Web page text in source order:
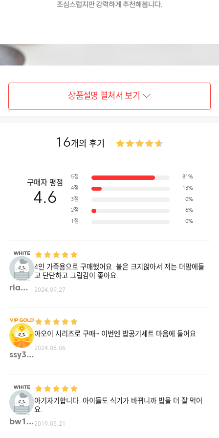
상품설명 펼쳐서 보기
16개의 후기
구매자 평점
4.6
5점 81%
4점 13%
3점 0%
2점 6%
1점 0%
rlawl**
4인 가족용으로 구매했어요. 볼은 크지않아서 저는 더맘에들
고 단단하고 그립감이 좋아요.
2024.09.27
ssy33**
아오이 시리즈로 구매~ 이번엔 밥공기세트 마음에 들어요
2024.08.06
bw11**
아기자기합니다. 아이들도 식기가 바뀌니까 밥을 더 잘 먹어
요.
2019.05.21